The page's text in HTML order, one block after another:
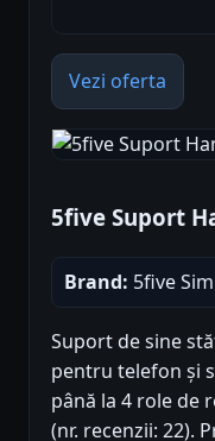
Vezi oferta
5five Suport
Brand: 5five
Suport de sine
pentru telefon și
până la 4 role de
(nr. recenzii: 22).